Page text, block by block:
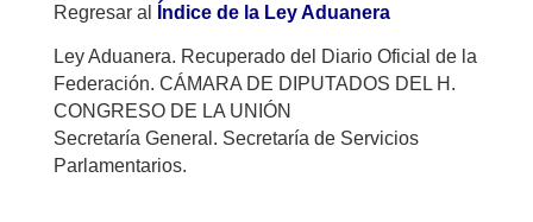
Regresar al Índice de la Ley Aduanera
Ley Aduanera. Recuperado del Diario Oficial de la
Federación. CÁMARA DE DIPUTADOS DEL H.
CONGRESO DE LA UNIÓN
Secretaría General. Secretaría de Servicios
Parlamentarios.